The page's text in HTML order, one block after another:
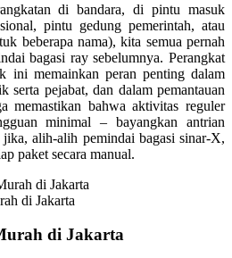
di bandara, di pintu masuk
pintu gedung pemerintah, atau
beberapa nama), kita semua pernah
bagasi ray sebelumnya. Perangkat
ini memainkan peran penting dalam
serta pejabat, dan dalam pemantauan
memastikan bahwa aktivitas reguler
minimal – bayangkan antrian
alih-alih pemindai bagasi sinar-X,
paket secara manual.
di Jakarta
di Jakarta